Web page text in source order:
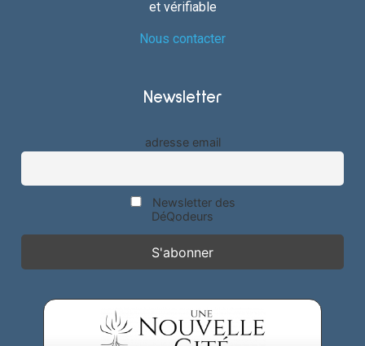
et vérifiable
Nous contacter
Newsletter
adresse email
Newsletter des
DéQodeurs